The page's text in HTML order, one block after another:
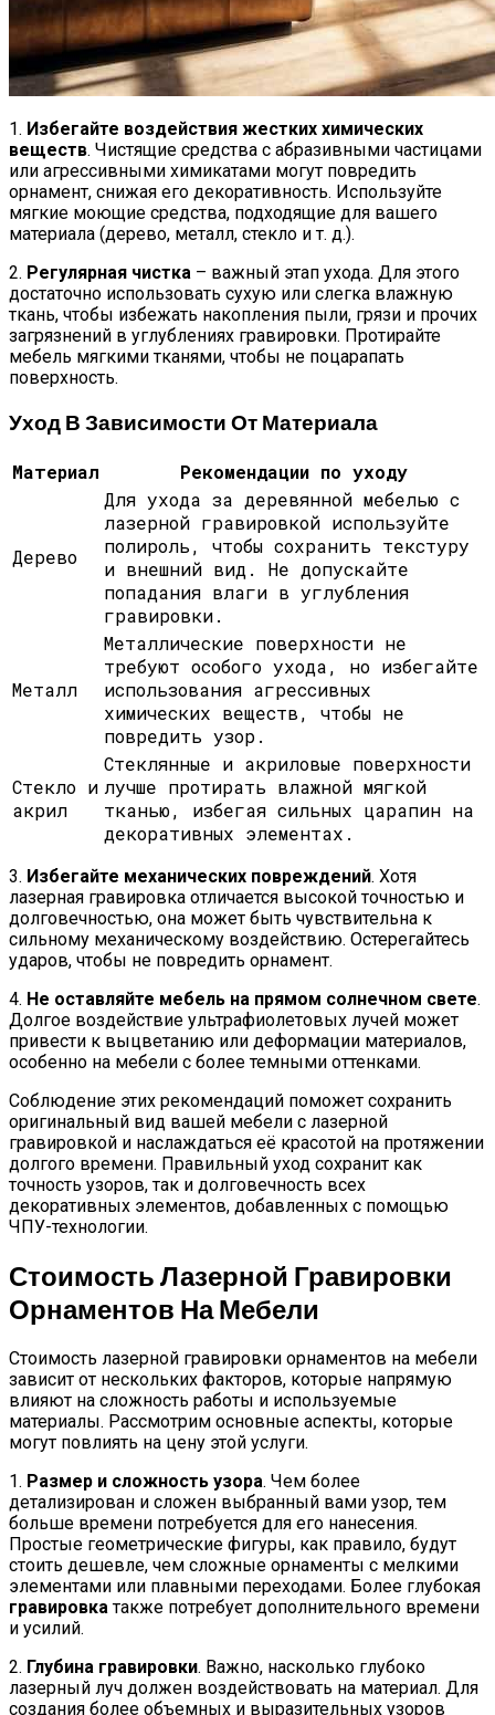
1. Избегайте воздействия жестких химических
веществ. Чистящие средства с абразивными частицами
или агрессивными химикатами могут повредить
орнамент, снижая его декоративность. Используйте
мягкие моющие средства, подходящие для вашего
материала (дерево, металл, стекло и т. д.).
2. Регулярная чистка – важный этап ухода. Для этого
достаточно использовать сухую или слегка влажную
ткань, чтобы избежать накопления пыли, грязи и прочих
загрязнений в углублениях гравировки. Протирайте
мебель мягкими тканями, чтобы не поцарапать
поверхность.
Уход В Зависимости От Материала
Материал Рекомендации по уходу
Дерево
Для ухода за деревянной мебелью с
лазерной гравировкой используйте
полироль, чтобы сохранить текстуру
и внешний вид. Не допускайте
попадания влаги в углубления
гравировки.
Металл
Металлические поверхности не
требуют особого ухода, но избегайте
использования агрессивных
химических веществ, чтобы не
повредить узор.
Стекло и
акрил
Стеклянные и акриловые поверхности
лучше протирать влажной мягкой
тканью, избегая сильных царапин на
декоративных элементах.
3. Избегайте механических повреждений. Хотя
лазерная гравировка отличается высокой точностью и
долговечностью, она может быть чувствительна к
сильному механическому воздействию. Остерегайтесь
ударов, чтобы не повредить орнамент.
4. Не оставляйте мебель на прямом солнечном свете.
Долгое воздействие ультрафиолетовых лучей может
привести к выцветанию или деформации материалов,
особенно на мебели с более темными оттенками.
Соблюдение этих рекомендаций поможет сохранить
оригинальный вид вашей мебели с лазерной
гравировкой и наслаждаться её красотой на протяжении
долгого времени. Правильный уход сохранит как
точность узоров, так и долговечность всех
декоративных элементов, добавленных с помощью
ЧПУ-технологии.
Стоимость Лазерной Гравировки
Орнаментов На Мебели
Стоимость лазерной гравировки орнаментов на мебели
зависит от нескольких факторов, которые напрямую
влияют на сложность работы и используемые
материалы. Рассмотрим основные аспекты, которые
могут повлиять на цену этой услуги.
1. Размер и сложность узора. Чем более
детализирован и сложен выбранный вами узор, тем
больше времени потребуется для его нанесения.
Простые геометрические фигуры, как правило, будут
стоить дешевле, чем сложные орнаменты с мелкими
элементами или плавными переходами. Более глубокая
гравировка также потребует дополнительного времени
и усилий.
2. Глубина гравировки. Важно, насколько глубоко
лазерный луч должен воздействовать на материал. Для
создания более объемных и выразительных узоров